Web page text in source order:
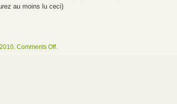
au moins lu ceci)
Comments Offon
.